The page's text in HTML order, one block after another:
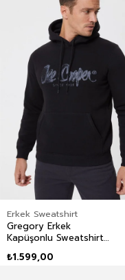
Erkek Sweatshirt
Gregory Erkek
Kapüşonlu Sweatshirt
₺1.599,00